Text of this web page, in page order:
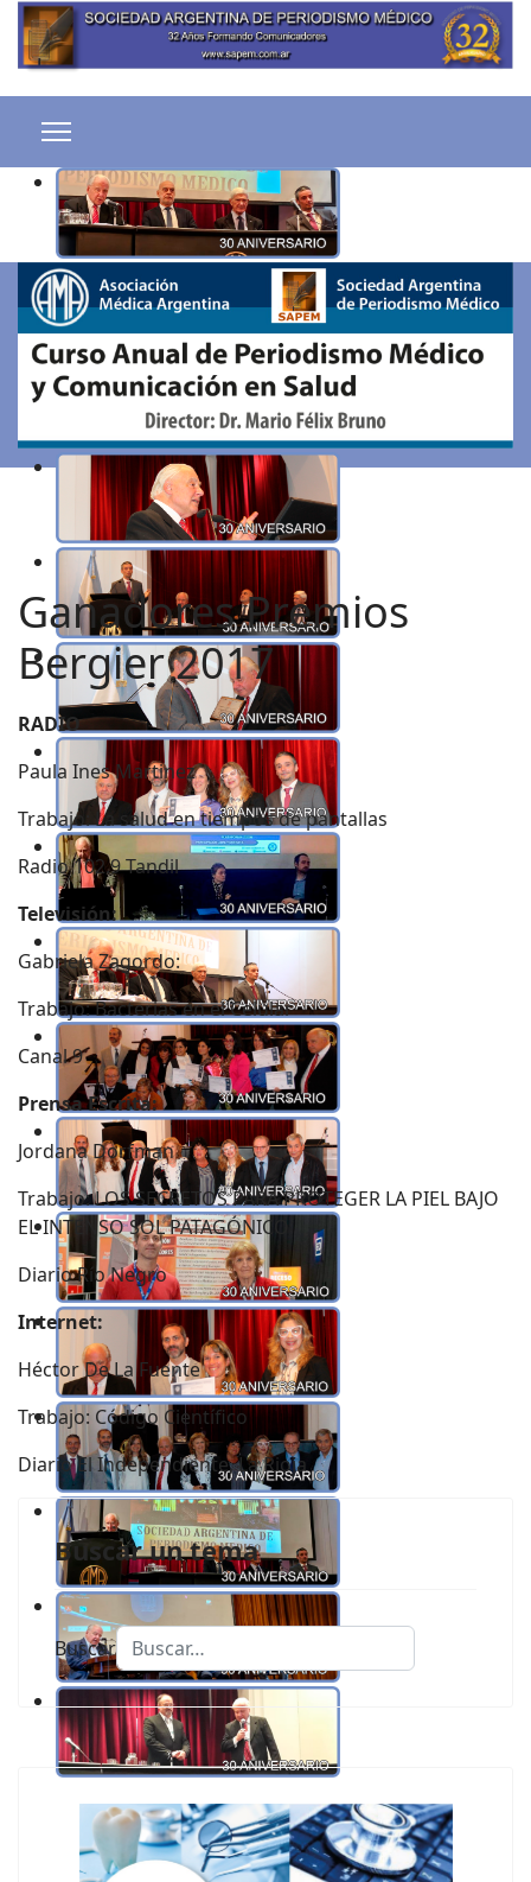
Ganadores Premios
Bergier 2017
RADIO
Paula Ines Martinez
Trabajo: La salud en tiempos de pantallas
Radio 102.9 Tandil
Televisión:
Gabriela Zagordo:
Trabajo: Bacterias en el Celular
Canal 9
Prensa Escrita:
Jordana Dorfman
Trabajo: LOS SECRETOS PARA PROTEGER LA PIEL BAJO
EL INTENSO SOL PATAGÓNICO
Diario Río Negro
Internet:
Héctor De La Fuente
Trabajo: Código Científico
Diario El Independiente, La Rioja
Buscar un tema
Buscar